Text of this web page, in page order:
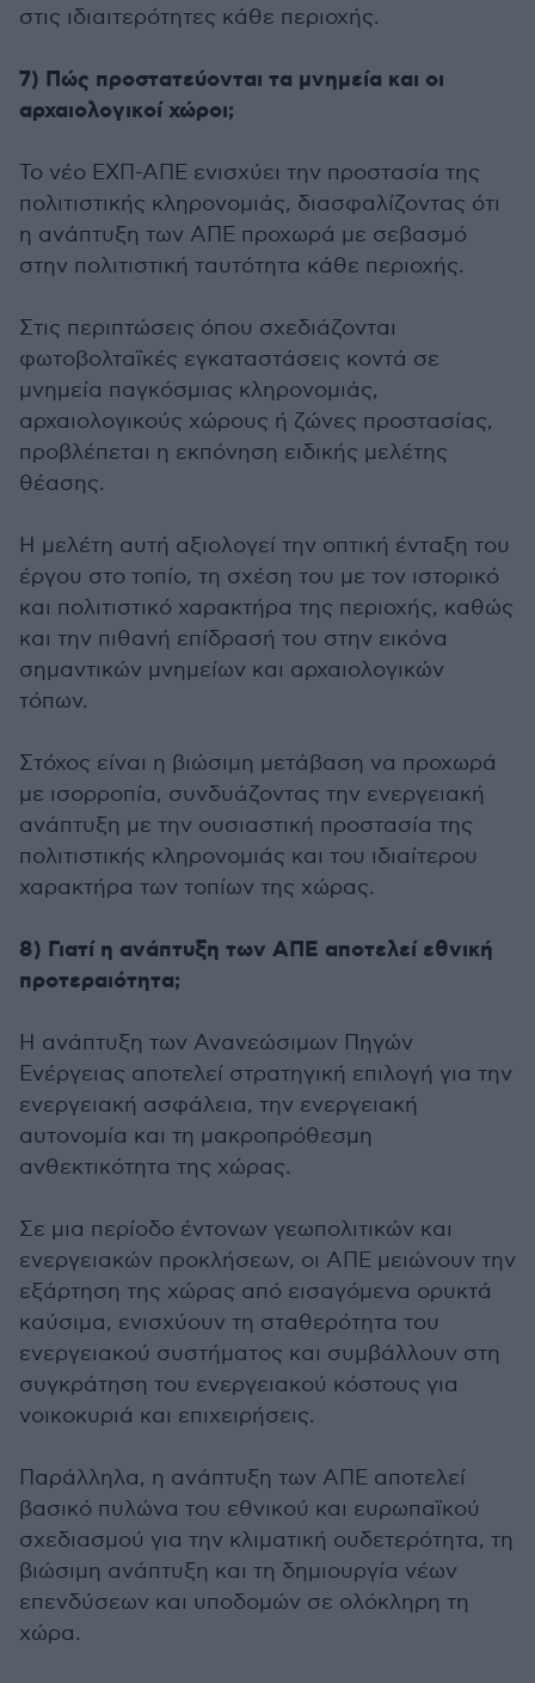
στις ιδιαιτερότητες κάθε περιοχής.
7) Πώς προστατεύονται τα μνημεία και οι
αρχαιολογικοί χώροι;
Το νέο ΕΧΠ-ΑΠΕ ενισχύει την προστασία της
πολιτιστικής κληρονομιάς, διασφαλίζοντας ότι
η ανάπτυξη των ΑΠΕ προχωρά με σεβασμό
στην πολιτιστική ταυτότητα κάθε περιοχής.
Στις περιπτώσεις όπου σχεδιάζονται
φωτοβολταϊκές εγκαταστάσεις κοντά σε
μνημεία παγκόσμιας κληρονομιάς,
αρχαιολογικούς χώρους ή ζώνες προστασίας,
προβλέπεται η εκπόνηση ειδικής μελέτης
θέασης.
Η μελέτη αυτή αξιολογεί την οπτική ένταξη του
έργου στο τοπίο, τη σχέση του με τον ιστορικό
και πολιτιστικό χαρακτήρα της περιοχής, καθώς
και την πιθανή επίδρασή του στην εικόνα
σημαντικών μνημείων και αρχαιολογικών
τόπων.
Στόχος είναι η βιώσιμη μετάβαση να προχωρά
με ισορροπία, συνδυάζοντας την ενεργειακή
ανάπτυξη με την ουσιαστική προστασία της
πολιτιστικής κληρονομιάς και του ιδιαίτερου
χαρακτήρα των τοπίων της χώρας.
8) Γιατί η ανάπτυξη των ΑΠΕ αποτελεί εθνική
προτεραιότητα;
Η ανάπτυξη των Ανανεώσιμων Πηγών
Ενέργειας αποτελεί στρατηγική επιλογή για την
ενεργειακή ασφάλεια, την ενεργειακή
αυτονομία και τη μακροπρόθεσμη
ανθεκτικότητα της χώρας.
Σε μια περίοδο έντονων γεωπολιτικών και
ενεργειακών προκλήσεων, οι ΑΠΕ μειώνουν την
εξάρτηση της χώρας από εισαγόμενα ορυκτά
καύσιμα, ενισχύουν τη σταθερότητα του
ενεργειακού συστήματος και συμβάλλουν στη
συγκράτηση του ενεργειακού κόστους για
νοικοκυριά και επιχειρήσεις.
Παράλληλα, η ανάπτυξη των ΑΠΕ αποτελεί
βασικό πυλώνα του εθνικού και ευρωπαϊκού
σχεδιασμού για την κλιματική ουδετερότητα, τη
βιώσιμη ανάπτυξη και τη δημιουργία νέων
επενδύσεων και υποδομών σε ολόκληρη τη
χώρα.